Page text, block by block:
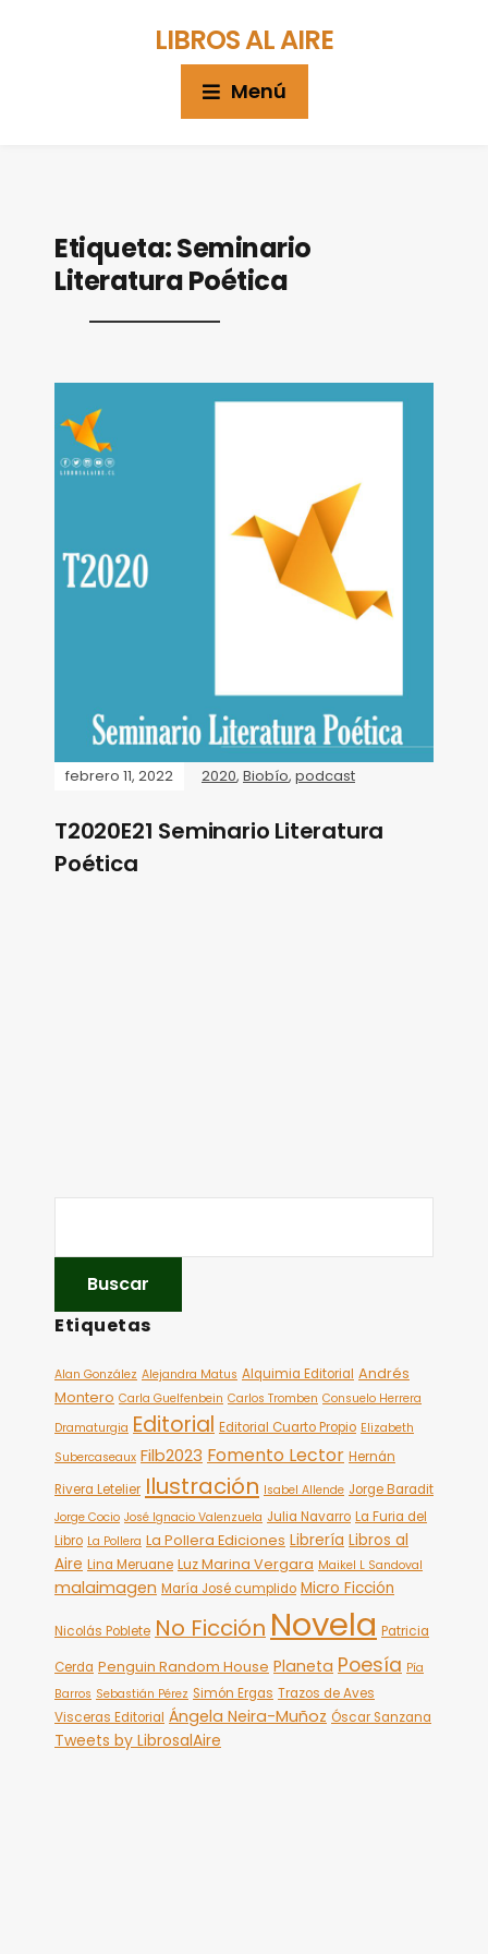
LIBROS AL AIRE
Menú
Etiqueta:Seminario
Literatura Poética
febrero 11, 2022 2020, Biobío, podcast
T2020E21 Seminario Literatura
Poética
Etiquetas
Alan González Alejandra Matus Alquimia Editorial Andrés
Montero Carla Guelfenbein Carlos Tromben Consuelo Herrera
Dramaturgia Editorial Editorial Cuarto Propio Elizabeth
Subercaseaux Filb2023 Fomento Lector Hernán
Rivera Letelier Ilustración Isabel Allende Jorge Baradit
Jorge Cocio José Ignacio Valenzuela Julia Navarro La Furia del
Libro La Pollera La Pollera Ediciones Librería Libros al
Aire Lina Meruane Luz Marina Vergara Maikel L Sandoval
malaimagen María José cumplido Micro Ficción
Nicolás Poblete No Ficción Novela Patricia
Cerda Penguin Random House Planeta Poesía Pía
Barros Sebastián Pérez Simón Ergas Trazos de Aves
Visceras Editorial Ángela Neira-Muñoz Óscar Sanzana
Tweets by LibrosalAire